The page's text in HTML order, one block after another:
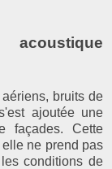
acoustique
bruits de
ajoutée une
façades. Cette
ne prend pas
conditions de